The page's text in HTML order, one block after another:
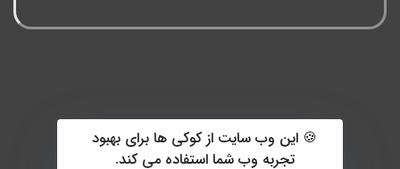
🍪 این وب سایت از کوکی ها برای بهبود
تجربه وب شما استفاده می کند.